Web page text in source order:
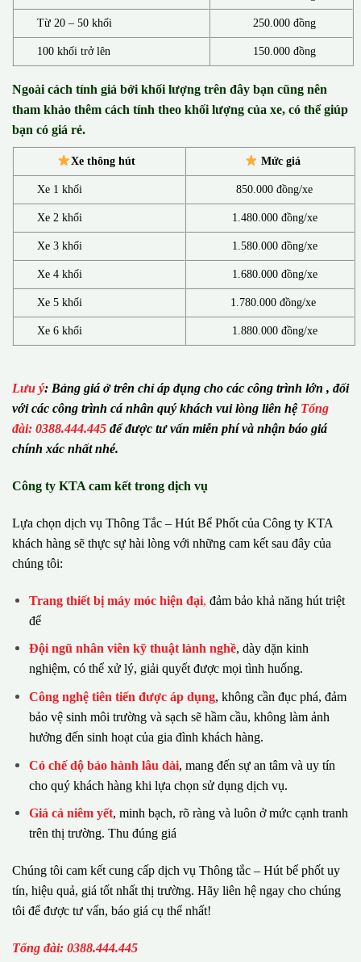
Từ 20 – 50 khối 250.000 đồng
100 khối trở lên 150.000 đồng
Ngoài cách tính giá bởi khối lượng trên đây bạn cũng nên
tham khảo thêm cách tính theo khối lượng của xe, có thể giúp
bạn có giá rẻ.
Xe thông hút Mức giá
Xe 1 khối 850.000 đồng/xe
Xe 2 khối 1.480.000 đồng/xe
Xe 3 khối 1.580.000 đồng/xe
Xe 4 khối 1.680.000 đồng/xe
Xe 5 khối 1.780.000 đồng/xe
Xe 6 khối 1.880.000 đồng/xe
Lưu ý: Bảng giá ở trên chỉ áp dụng cho các công trình lớn , đối
với các công trình cá nhân quý khách vui lòng liên hệ Tổng
đài: 0388.444.445 để được tư vấn miễn phí và nhận báo giá
chính xác nhất nhé.
Công ty KTA cam kết trong dịch vụ
Lựa chọn dịch vụ Thông Tắc – Hút Bể Phốt của Công ty KTA
khách hàng sẽ thực sự hài lòng với những cam kết sau đây của
chúng tôi:
Trang thiết bị máy móc hiện đại, đảm bảo khả năng hút triệt
để
Đội ngũ nhân viên kỹ thuật lành nghề, dày dặn kinh
nghiệm, có thể xử lý, giải quyết được mọi tình huống.
Công nghệ tiên tiến được áp dụng, không cần đục phá, đảm
bảo vệ sinh môi trường và sạch sẽ hầm cầu, không làm ảnh
hưởng đến sinh hoạt của gia đình khách hàng.
Có chế dộ bảo hành lâu dài, mang đến sự an tâm và uy tín
cho quý khách hàng khi lựa chọn sử dụng dịch vụ.
Giá cả niêm yết, minh bạch, rõ ràng và luôn ở mức cạnh tranh
trên thị trường. Thu đúng giá
Chúng tôi cam kết cung cấp dịch vụ Thông tắc – Hút bể phốt uy
tín, hiệu quả, giá tốt nhất thị trường. Hãy liên hệ ngay cho chúng
tôi để được tư vấn, báo giá cụ thể nhất!
Tổng đài: 0388.444.445